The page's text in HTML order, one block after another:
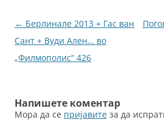
o
k
er
Навигација
за
написи
← Берлинале 2013 + Гас ван
Сант + Вуди Ален… во
„Филмополис“ 426
Напишете коментар
Мора да се пријавите за да